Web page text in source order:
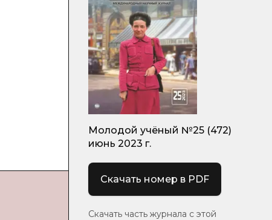
Молодой учёный №25 (472)
июнь 2023 г.
Скачать номер в PDF
Скачать часть журнала с этой